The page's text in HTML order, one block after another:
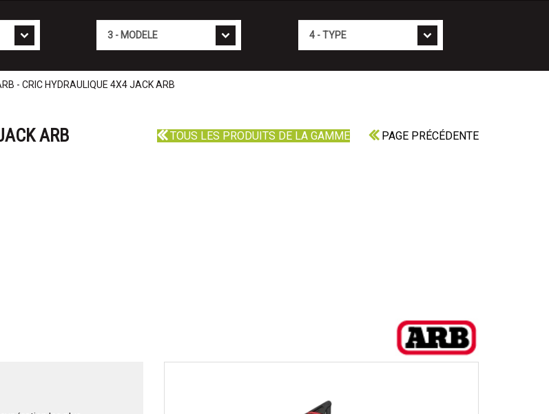
- CRIC HYDRAULIQUE 4X4 JACK ARB
TOUS LES PRODUITS DE LA GAMME PAGE PRÉCÉDENTE
ARB